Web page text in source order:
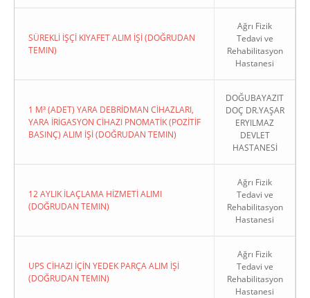
SÜREKLİ İŞÇİ KIYAFET ALIM İŞİ (DOĞRUDAN
TEMIN)
Ağrı Fizik
Tedavi ve
Rehabilitasyon
Hastanesi
1 M³ (ADET) YARA DEBRİDMAN CİHAZLARI,
YARA İRİGASYON CİHAZI PNOMATİK (POZİTİF
BASINÇ) ALIM İŞİ (DOĞRUDAN TEMIN)
DOĞUBAYAZIT
DOÇ DR.YAŞAR
ERYILMAZ
DEVLET
HASTANESİ
12 AYLIK İLAÇLAMA HİZMETİ ALIMI
(DOĞRUDAN TEMIN)
Ağrı Fizik
Tedavi ve
Rehabilitasyon
Hastanesi
UPS CİHAZI İÇİN YEDEK PARÇA ALIM İŞİ
(DOĞRUDAN TEMIN)
Ağrı Fizik
Tedavi ve
Rehabilitasyon
Hastanesi